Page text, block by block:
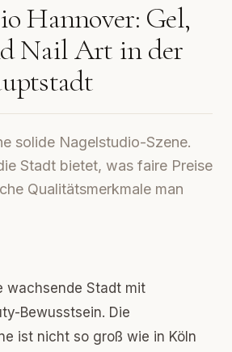
Hannover: Gel,
Nail Art in der
solide Nagelstudio-Szene.
Stadt bietet, was faire Preise
Qualitätsmerkmale man
wachsende Stadt mit
Bewusstsein. Die
ist nicht so groß wie in Köln